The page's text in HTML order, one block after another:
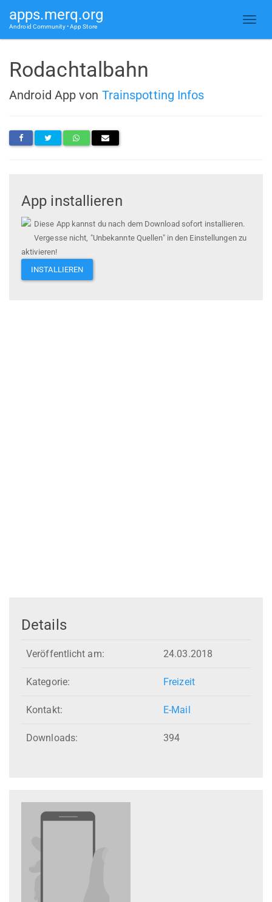
apps.merq.org
Android Community • App Store
Rodachtalbahn
Android App von Trainspotting Infos
App installieren
Diese App kannst du nach dem Download sofort installieren.
Vergesse nicht, "Unbekannte Quellen" in den Einstellungen zu
aktivieren!
INSTALLIEREN
Details
Veröffentlicht am: 24.03.2018
Kategorie: Freizeit
Kontakt: E-Mail
Downloads: 394